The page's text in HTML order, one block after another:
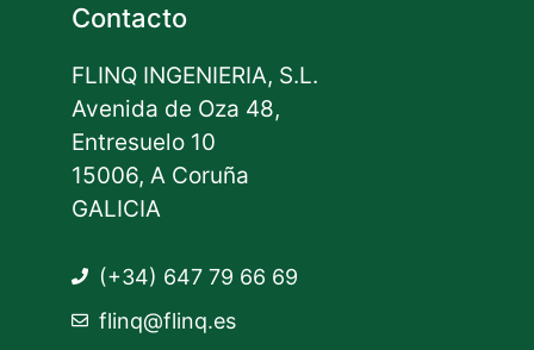
Contacto
FLINQ INGENIERIA, S.L.
Avenida de Oza 48,
Entresuelo 10
15006, A Coruña
GALICIA
(+34) 647 79 66 69
flinq@flinq.es